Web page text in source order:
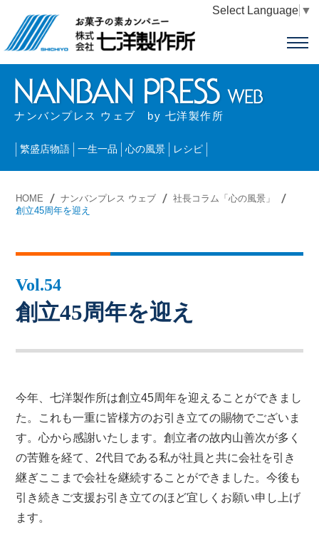
Select Language ▼
ナンバンプレス ウェブ by 七洋製作所
繁盛店物語 一生一品 心の風景 レシピ
HOME ナンバンプレス ウェブ
社長コラム「心の風景」
創立45周年を迎え
Vol.54
創立45周年を迎え
今年、七洋製作所は創立45周年を迎えることができまし
た。これも一重に皆様方のお引き立ての賜物でございま
す。心から感謝いたします。創立者の故内山善次が多く
の苦難を経て、2代目である私が社員と共に会社を引き
継ぎここまで会社を継続することができました。今後も
引き続きご支援お引き立てのほど宜しくお願い申し上げ
ます。